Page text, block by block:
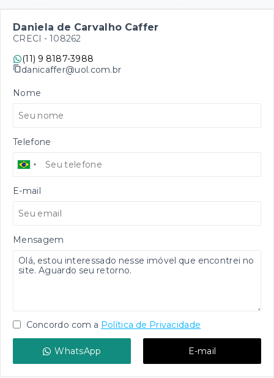
Daniela de Carvalho Caffer
CRECI - 108262
(11) 9 8187-3988
danicaffer@uol.com.br
Nome
Telefone
E-mail
Mensagem
Concordo com a Política de Privacidade
WhatsApp E-mail